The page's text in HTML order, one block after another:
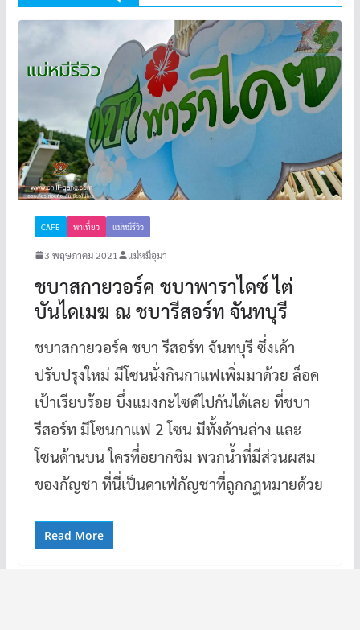
CAFE พาเที่ยว แม่หมีรีวิว
3 พฤษภาคม 2021 แม่หมีอุมา
ชบาสกายวอร์ค ชบาพาราไดซ์ ไต่
บันไดเมฆ ณ ชบารีสอร์ท จันทบุรี
ชบาสกายวอร์ค ชบา รีสอร์ท จันทบุรี ซึ่งเค้า
ปรับปรุงใหม่ มีโซนนั่งกินกาแฟเพิ่มมาด้วย ล็อค
เป้าเรียบร้อย บึ่งแมงกะไซค์ไปกันได้เลย ที่ชบา
รีสอร์ท มีโซนกาแฟ 2 โซน มีทั้งด้านล่าง และ
โซนด้านบน ใครที่อยากชิม พวกน้ำที่มีส่วนผสม
ของกัญชา ที่นี่เป็นคาเฟ่กัญชาที่ถูกกฏหมายด้วย
Read More